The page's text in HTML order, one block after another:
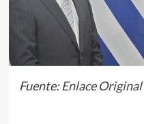
Fuente:Enlace Original